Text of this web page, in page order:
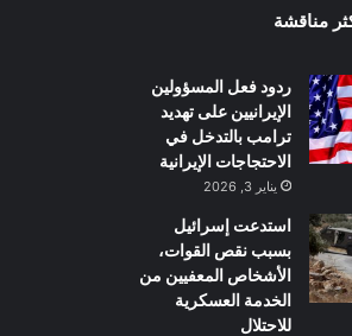
مناقشة
ردود فعل المسؤولين
الإيرانيين على تهديد
ترامب بالتدخل في
الاحتجاجات الإيرانية
يناير 3, 2026
استدعت إسرائيل
بسبب نقص القوات،
الأشخاص المعفيين من
الخدمة العسكرية
للاحتلال